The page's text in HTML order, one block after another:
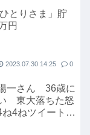
とりさま」貯
円
2023.07.30 14:25 0
一さん 36歳に
東大落ちた怒
4ねツイートし